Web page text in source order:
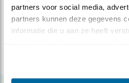
partners voor social media,
partners kunnen deze gegevens
informatie die u aan ze heeft
Lopen wilde soorten vogels
vogelgriep?
Wat doet Vogelbescherming?